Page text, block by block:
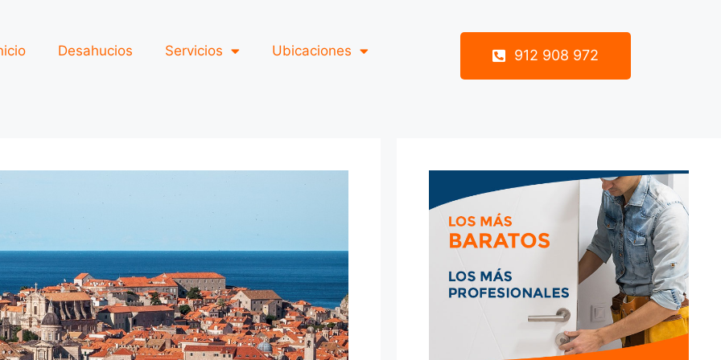
Desahucios Servicios Ubicaciones 912 908 972